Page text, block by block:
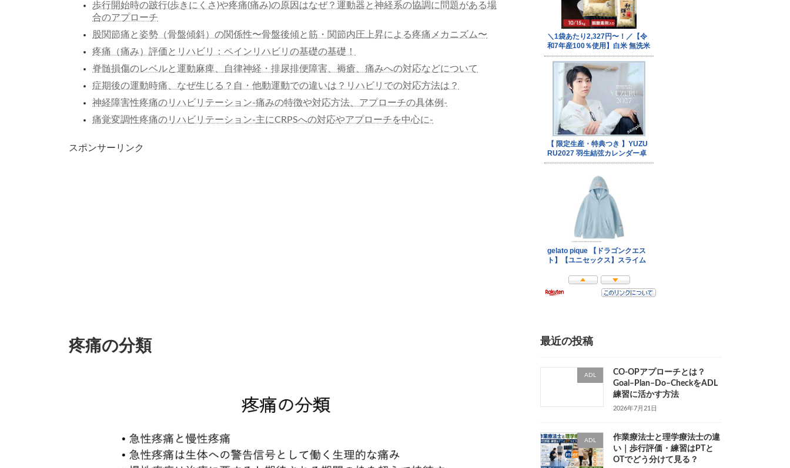
歩行開始時の跛行(歩きにくさ)や疼痛(痛み)の原因はなぜ？運動器と神経系の協調に問題がある場
合のアプローチ
股関節痛と姿勢（骨盤傾斜）の関係性〜骨盤後傾と筋・関節内圧上昇による疼痛メカニズム〜
疼痛（痛み）評価とリハビリ：ペインリハビリの基礎の基礎！
脊髄損傷のレベルと運動麻痺、自律神経・排尿排便障害、褥瘡、痛みへの対応などについて
症期後の運動時痛、なぜ生じる？自・他動運動での違いは？リハビリでの対応方法は？
神経障害性疼痛のリハビリテーション-痛みの特徴や対応方法、アプローチの具体例-
痛覚変調性疼痛のリハビリテーション-主にCRPSへの対応やアプローチを中心に-
スポンサーリンク
疼痛の分類 最近の投稿
ADL
CO-OPアプローチとは？
Goal–Plan–Do–CheckをADL
練習に活かす方法
2026年7月21日
ADL
作業療法士と理学療法士の違
い｜歩行評価・練習はPTと
OTでどう分けて見る？